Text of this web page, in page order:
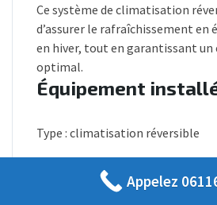
Ce système de climatisation
d’assurer le rafraîchissement en
en hiver, tout en garantissant
optimal.
Équipement
Type : climatisation réversible
Modèle : Sensira
Appelez